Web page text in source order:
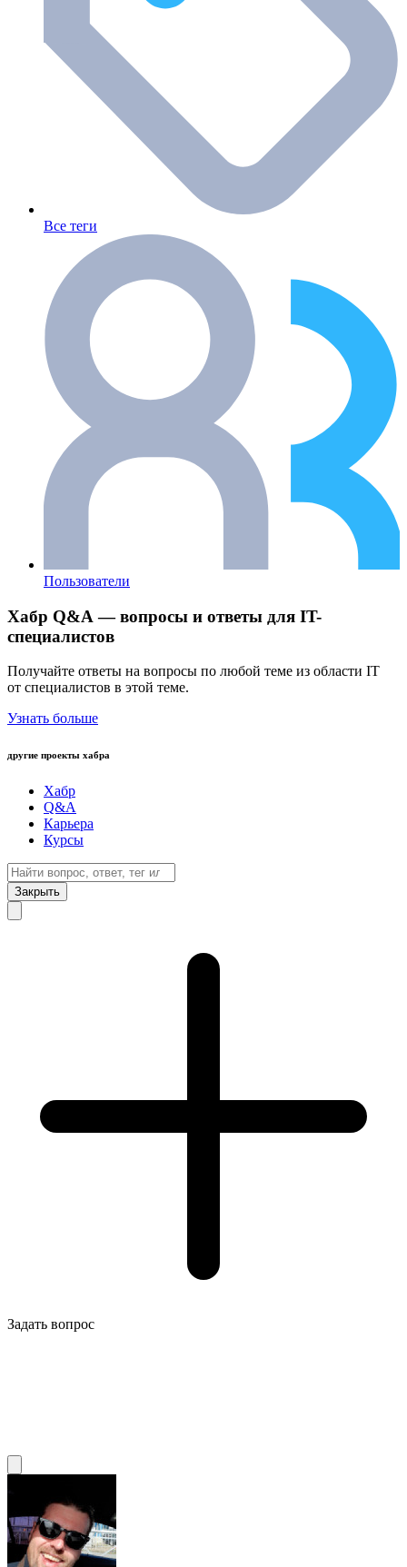
Все теги
Пользователи
Хабр Q&A — вопросы и ответы для IT-
специалистов
Получайте ответы на вопросы по любой теме из области IT
от специалистов в этой теме.
Узнать больше
другие проекты хабра
Хабр
Q&A
Карьера
Курсы
Закрыть
Задать вопрос